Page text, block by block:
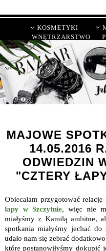
KOSMETYKI
WNĘTRZARSTWO
MAJOWE
14.05.2016
ODWIEDZIN
"CZTERY
Obiecałam przygotować
łapy w Szczytnie, więc nie
miałyśmy z Kamilą ambitne,
spotkania miałyśmy jechać
udało nam się zebrać
które postanowiłyśmy dokupić